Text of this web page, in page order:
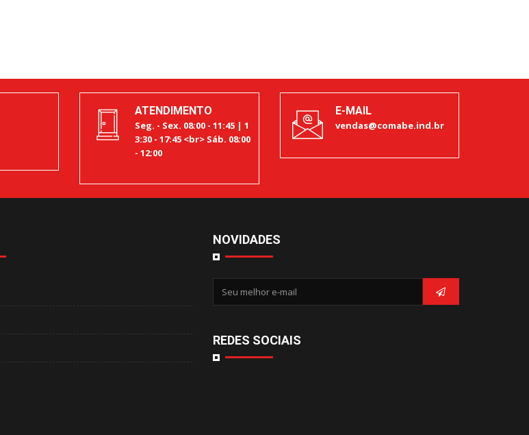
ATENDIMENTO
Seg. - Sex. 08:00 - 11:45 | 1
3:30 - 17:45 <br> Sáb. 08:00
- 12:00
E-MAIL
vendas@comabe.ind.br
NOVIDADES
REDES SOCIAIS